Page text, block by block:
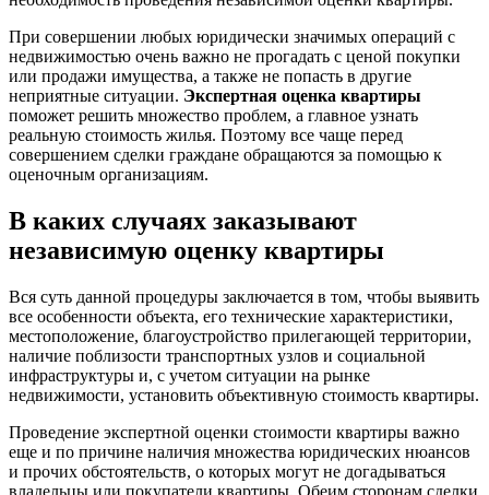
При совершении любых юридически значимых операций с
недвижимостью очень важно не прогадать с ценой покупки
или продажи имущества, а также не попасть в другие
неприятные ситуации. Экспертная оценка квартиры
поможет решить множество проблем, а главное узнать
реальную стоимость жилья. Поэтому все чаще перед
совершением сделки граждане обращаются за помощью к
оценочным организациям.
В каких случаях заказывают
независимую оценку квартиры
Вся суть данной процедуры заключается в том, чтобы выявить
все особенности объекта, его технические характеристики,
местоположение, благоустройство прилегающей территории,
наличие поблизости транспортных узлов и социальной
инфраструктуры и, с учетом ситуации на рынке
недвижимости, установить объективную стоимость квартиры.
Проведение экспертной оценки стоимости квартиры важно
еще и по причине наличия множества юридических нюансов
и прочих обстоятельств, о которых могут не догадываться
владельцы или покупатели квартиры. Обеим сторонам сделки